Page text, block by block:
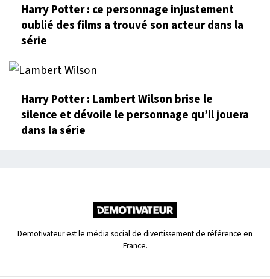
Harry Potter : ce personnage injustement
oublié des films a trouvé son acteur dans la
série
Harry Potter : Lambert Wilson brise le
silence et dévoile le personnage qu’il jouera
dans la série
Demotivateur est le média social de divertissement de référence en
France.